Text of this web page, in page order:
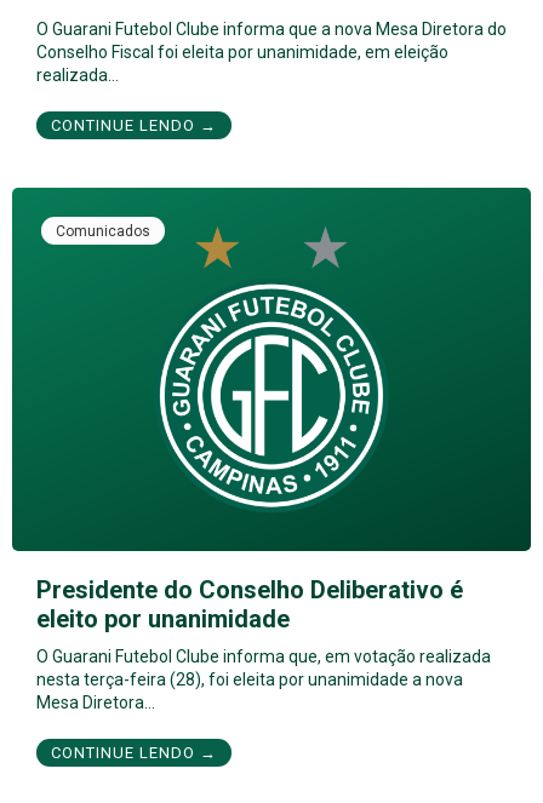
O Guarani Futebol Clube informa que a nova Mesa Diretora do
Conselho Fiscal foi eleita por unanimidade, em eleição
realizada…
CONTINUE LENDO →
Comunicados
Presidente do Conselho Deliberativo é
eleito por unanimidade
O Guarani Futebol Clube informa que, em votação realizada
nesta terça-feira (28), foi eleita por unanimidade a nova
Mesa Diretora…
CONTINUE LENDO →